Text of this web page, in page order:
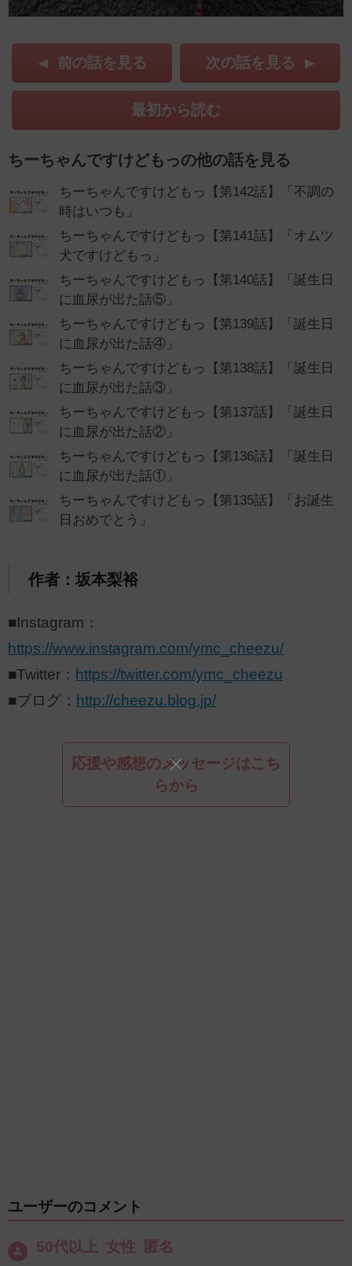
前の話を見る 次の話を見る
最初から読む
ちーちゃんですけどもっの他の話を見る
ちーちゃんですけどもっ【第142話】「不調の
時はいつも」
ちーちゃんですけどもっ【第141話】「オムツ
犬ですけどもっ」
ちーちゃんですけどもっ【第140話】「誕生日
に血尿が出た話⑤」
ちーちゃんですけどもっ【第139話】「誕生日
に血尿が出た話④」
ちーちゃんですけどもっ【第138話】「誕生日
に血尿が出た話③」
ちーちゃんですけどもっ【第137話】「誕生日
に血尿が出た話②」
ちーちゃんですけどもっ【第136話】「誕生日
に血尿が出た話①」
ちーちゃんですけどもっ【第135話】「お誕生
日おめでとう」
作者：坂本梨裕
■Instagram：
https://www.instagram.com/ymc_cheezu/
■Twitter： https://twitter.com/ymc_cheezu
■ブログ： http://cheezu.blog.jp/
応援や感想のメッセージはこち
らから
ユーザーのコメント
50代以上 女性 匿名